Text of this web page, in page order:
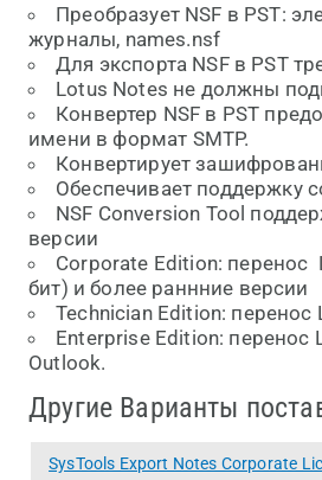
Преобразует NSF в PST:
журналы, names.nsf
Для экспорта NSF в PST
Lotus Notes не должны
Конвертер NSF в PST
имени в формат SMTP.
Конвертирует
Обеспечивает поддержку
NSF Conversion Tool
версии
Corporate Edition: перенос
бит) и более раннние версии
Technician Edition:
Enterprise Edition: перенос
Outlook.
Другие Варианты
SysTools Export Notes Corporate